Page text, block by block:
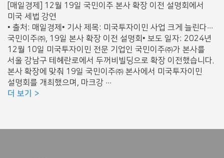
[매일경제] 12월 19일 국민이주 본사 확장 이전 설명회에서
미국 세법 강연
• 출처: 매일경제• 기사 제목: 미국투자이민 사업 크게 늘린다···
국민이주㈜, 19일 본사 확장 이전 설명회• 보도 일자: 2024년
12월 10일 미국투자이민 전문 기업인 국민이주㈜가 본사를
서울 강남구 테헤란로에서 두꺼비빌딩으로 확장 이전했습니다.
본사 확장에 맞춰 19일 국민이주㈜ 본사에서 미국투자이민
설명회를 개최했으며, 마크강 ···
더 보기